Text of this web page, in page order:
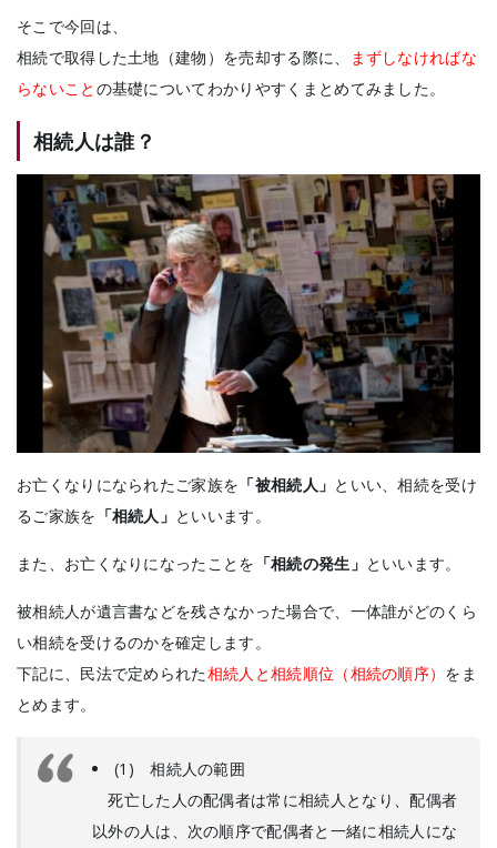
そこで今回は、
相続で取得した土地（建物）を売却する際に、
まずしなければな
らないこと の基礎についてわかりやすくまとめてみました。
相続人は誰？
お亡くなりになられたご家族を 「被相続人」 といい、相続を受け
るご家族を 「相続人」 といいます。
また、お亡くなりになったことを 「相続の発生」 といいます。
被相続人が遺言書などを残さなかった場合で、一体誰がどのくら
い相続を受けるのかを確定します。
下記に、民法で定められた相続人と相続順位（相続の順序） をま
とめます。
(1) 相続人の範囲
死亡した人の配偶者は常に相続人となり、配偶者
以外の人は、次の順序で配偶者と一緒に相続人にな